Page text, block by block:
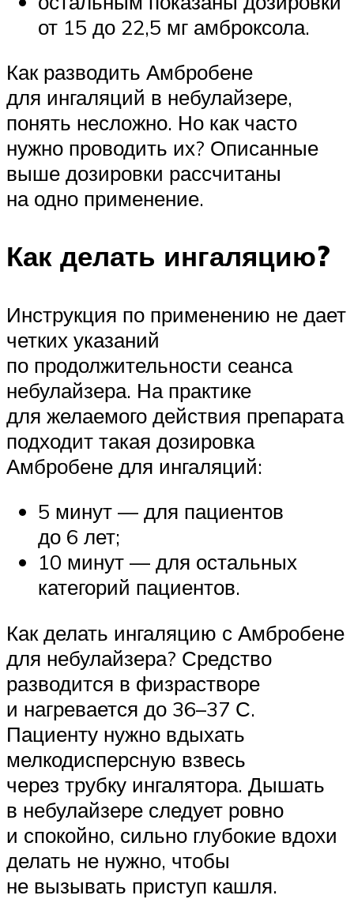
от 15 до 22,5 мг амброксола.
Как разводить Амбробене
для ингаляций в небулайзере,
понять несложно. Но как часто
нужно проводить их? Описанные
выше дозировки рассчитаны
на одно применение.
Как делать ингаляцию?
Инструкция по применению не дает
четких указаний
по продолжительности сеанса
небулайзера. На практике
для желаемого действия препарата
подходит такая дозировка
Амбробене для ингаляций:
5 минут — для пациентов
до 6 лет;
10 минут — для остальных
категорий пациентов.
Как делать ингаляцию с Амбробене
для небулайзера? Средство
разводится в физрастворе
и нагревается до 36–37 С.
Пациенту нужно вдыхать
мелкодисперсную взвесь
через трубку ингалятора. Дышать
в небулайзере следует ровно
и спокойно, сильно глубокие вдохи
делать не нужно, чтобы
не вызывать приступ кашля.